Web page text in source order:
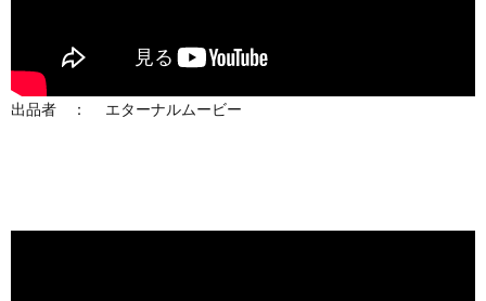
出品者 ： エターナルムービー